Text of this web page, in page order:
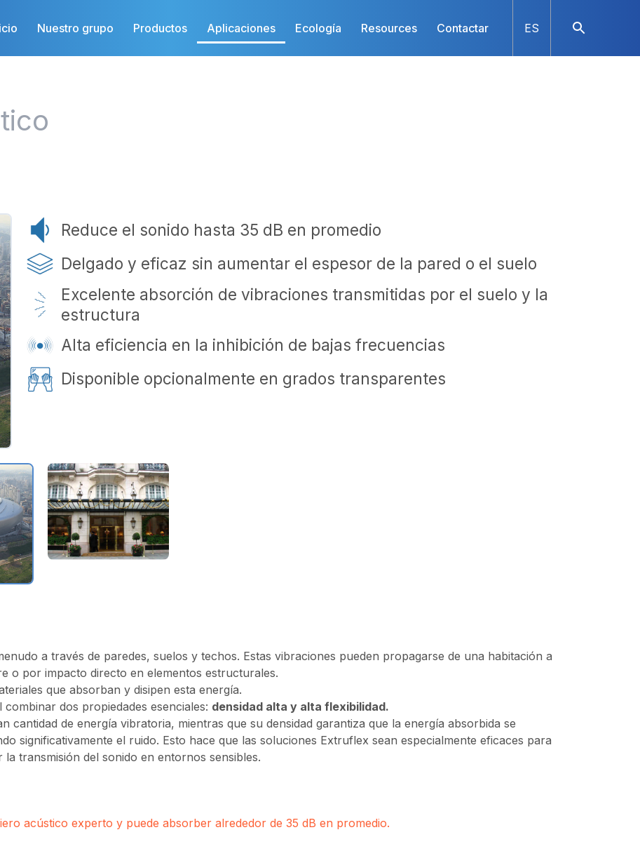
Nuestro grupo Productos Aplicaciones Ecología Resources Contactar ES
Reduce el sonido hasta 35 dB en promedio
Delgado y eficaz sin aumentar el espesor de la pared o el suelo
Excelente absorción de vibraciones transmitidas por el suelo y la
estructura
Alta eficiencia en la inhibición de bajas frecuencias
Disponible opcionalmente en grados transparentes
a través de paredes, suelos y techos. Estas vibraciones pueden propagarse de una habitación a
o por impacto directo en elementos estructurales.
que absorban y disipen esta energía.
dos propiedades esenciales: densidad alta y alta flexibilidad.
cantidad de energía vibratoria, mientras que su densidad garantiza que la energía absorbida se
significativamente el ruido. Esto hace que las soluciones Extruflex sean especialmente eficaces para
transmisión del sonido en entornos sensibles.
acústico experto y puede absorber alrededor de 35 dB en promedio.